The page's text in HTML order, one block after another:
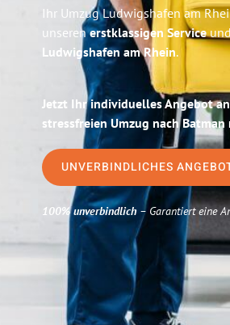
Ihr Umzug Ludwigshafen am
unserenerstklassigen Service
Ludwigshafen am Rhein.
Jetzt Ihr individuelles Angebot
stressfreien Umzug nach Batman
UNVERBINDLICHES
100% unverbindlich– Garantiert eine